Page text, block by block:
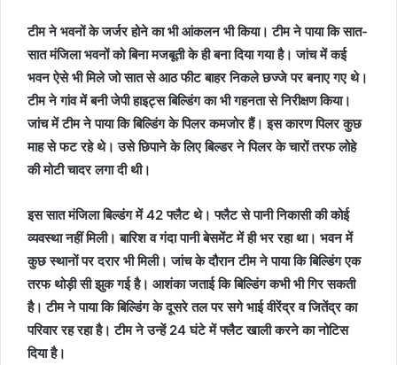
टीम ने भवनों के जर्जर होने का भी आंकलन भी किया। टीम ने पाया कि सात-
सात मंजिला भवनों को बिना मजबूती के ही बना दिया गया है। जांच में कई
भवन ऐसे भी मिले जो सात से आठ फीट बाहर निकले छज्जे पर बनाए गए थे।
टीम ने गांव में बनी जेपी हाइट्स बिल्डिंग का भी गहनता से निरीक्षण किया।
जांच में टीम ने पाया कि बिल्डिंग के पिलर कमजोर हैं। इस कारण पिलर कुछ
माह से फट रहे थे। उसे छिपाने के लिए बिल्डर ने पिलर के चारों तरफ लोहे
की मोटी चादर लगा दी थी।
इस सात मंजिला बिल्डंग में 42 फ्लैट थे। फ्लैट से पानी निकासी की कोई
व्यवस्था नहीं मिली। बारिश व गंदा पानी बेसमेंट में ही भर रहा था। भवन में
कुछ स्थानों पर दरार भी मिली। जांच के दौरान टीम ने पाया कि बिल्डिंग एक
तरफ थोड़ी सी झुक गई है। आशंका जताई कि बिल्डिंग कभी भी गिर सकती
है। टीम ने पाया कि बिल्डिंग के दूसरे तल पर सगे भाई वीरेंद्र व जितेंद्र का
परिवार रह रहा है। टीम ने उन्हें 24 घंटे में फ्लैट खाली करने का नोटिस
दिया है।